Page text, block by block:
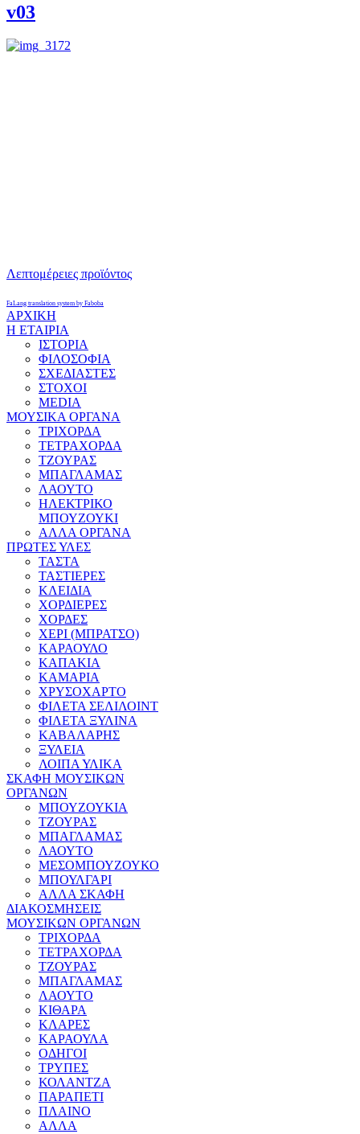
v03
Λεπτομέρειες προϊόντος
FaLang translation system by Faboba
ΑΡΧΙΚΗ
Η ΕΤΑΙΡΙΑ
ΙΣΤΟΡΙΑ
ΦΙΛΟΣΟΦΙΑ
ΣΧΕΔΙΑΣΤΕΣ
ΣΤΟΧΟΙ
MEDIA
ΜΟΥΣΙΚΑ ΟΡΓΑΝΑ
ΤΡΙΧΟΡΔΑ
ΤΕΤΡΑΧΟΡΔΑ
ΤΖΟΥΡΑΣ
ΜΠΑΓΛΑΜΑΣ
ΛΑΟΥΤΟ
ΗΛΕΚΤΡΙΚΟ
ΜΠΟΥΖΟΥΚΙ
ΑΛΛΑ ΟΡΓΑΝΑ
ΠΡΩΤΕΣ ΥΛΕΣ
ΤΑΣΤΑ
ΤΑΣΤΙΕΡΕΣ
ΚΛΕΙΔΙΑ
ΧΟΡΔΙΕΡΕΣ
ΧΟΡΔΕΣ
ΧΕΡΙ (ΜΠΡΑΤΣΟ)
ΚΑΡΑΟΥΛΟ
ΚΑΠΑΚΙΑ
ΚΑΜΑΡΙΑ
ΧΡΥΣΟΧΑΡΤΟ
ΦΙΛΕΤΑ ΣΕΛΙΛΟΙΝΤ
ΦΙΛΕΤΑ ΞΥΛΙΝΑ
ΚΑΒΑΛΑΡΗΣ
ΞΥΛΕΙΑ
ΛΟΙΠΑ ΥΛΙΚΑ
ΣΚΑΦΗ ΜΟΥΣΙΚΩΝ
ΟΡΓΑΝΩΝ
ΜΠΟΥΖΟΥΚΙΑ
ΤΖΟΥΡΑΣ
ΜΠΑΓΛΑΜΑΣ
ΛΑΟΥΤΟ
ΜΕΣΟΜΠΟΥΖΟΥΚΟ
ΜΠΟΥΛΓΑΡΙ
ΑΛΛΑ ΣΚΑΦΗ
ΔΙΑΚΟΣΜΗΣΕΙΣ
ΜΟΥΣΙΚΩΝ ΟΡΓΑΝΩΝ
ΤΡΙΧΟΡΔΑ
ΤΕΤΡΑΧΟΡΔΑ
ΤΖΟΥΡΑΣ
ΜΠΑΓΛΑΜΑΣ
ΛΑΟΥΤΟ
ΚΙΘΑΡΑ
ΚΛΑΡΕΣ
ΚΑΡΑΟΥΛΑ
ΟΔΗΓΟΙ
ΤΡΥΠΕΣ
ΚΟΛΑΝΤΖΑ
ΠΑΡΑΠΕΤΙ
ΠΛΑΙΝΟ
ΑΛΛΑ